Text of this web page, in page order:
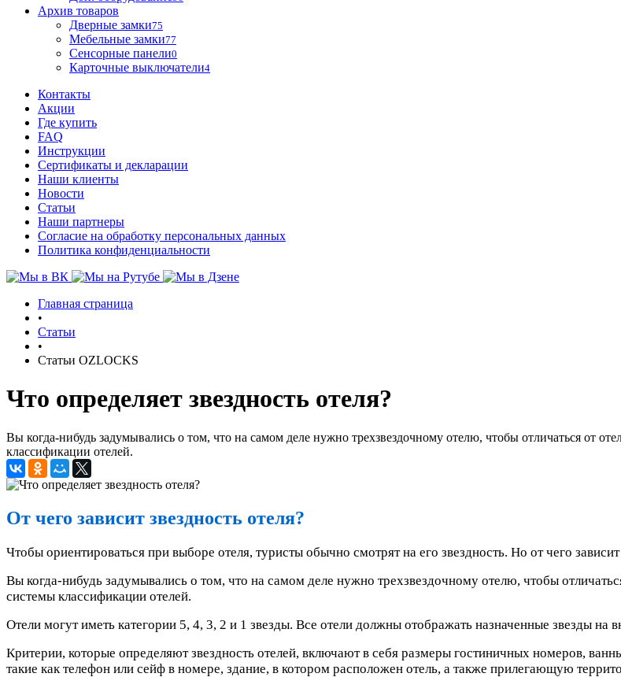
Архив товаров
Дверные замки75
Мебельные замки77
Сенсорные панели0
Карточные выключатели4
Контакты
Акции
Где купить
FAQ
Инструкции
Сертификаты и декларации
Наши клиенты
Новости
Статьи
Наши партнеры
Согласие на обработку персональных данных
Политика конфиденциальности
Главная страница
•
Статьи
•
Статьи OZLOCKS
Что определяет звездность отеля?
Вы когда-нибудь задумывались о том, что на самом деле нужно трехзвездочному отелю, чтобы отличаться от
классификации отелей.
От чего зависит звездность отеля?
Чтобы ориентироваться при выборе отеля, туристы обычно смотрят на его звездность. Но от чего зависит
Вы когда-нибудь задумывались о том, что на самом деле нужно трехзвездочному отелю, чтобы
системы классификации отелей.
Отели могут иметь категории 5, 4, 3, 2 и 1 звезды. Все отели должны отображать назначенные звезды на
Критерии, которые определяют звездность отелей, включают в себя размеры гостиничных номеров,
такие как телефон или сейф в номере, здание, в котором расположен отель, а также прилегающую